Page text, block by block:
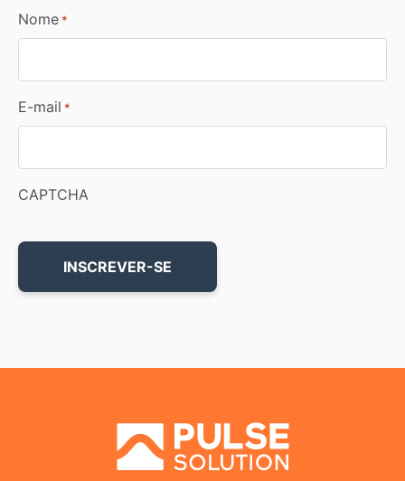
Nome *
E-mail *
CAPTCHA